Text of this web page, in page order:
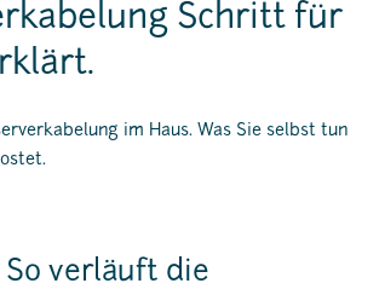
Schritt für
im Haus. Was Sie selbst tun
So verläuft die